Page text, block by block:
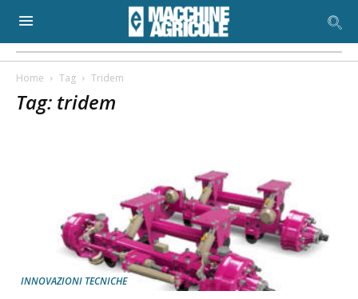
Home Tag Tridem
Tag: tridem
INNOVAZIONI TECNICHE